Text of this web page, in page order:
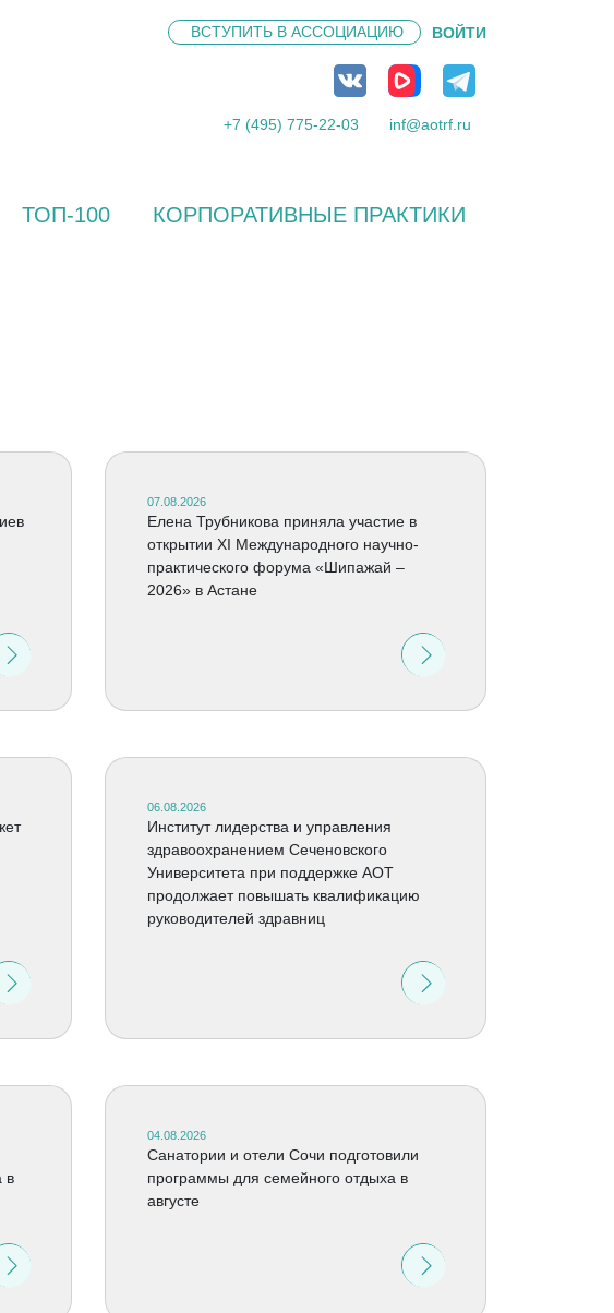
ВСТУПИТЬ В АССОЦИАЦИЮ ВОЙТИ
+7 (495) 775-22-03 inf@aotrf.ru
ТОП-100 КОРПОРАТИВНЫЕ ПРАКТИКИ
07.08.2026
Елена Трубникова приняла участие в
открытии XI Международного научно-
практического форума «Шипажай –
2026» в Астане
06.08.2026
Институт лидерства и управления
здравоохранением Сеченовского
Университета при поддержке АОТ
продолжает повышать квалификацию
руководителей здравниц
в
04.08.2026
Санатории и отели Сочи подготовили
программы для семейного отдыха в
августе